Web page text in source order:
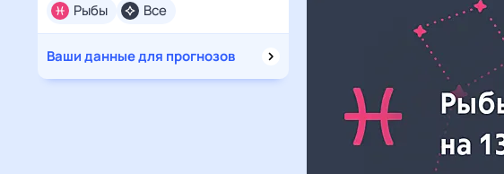
Все
Рыбы
Ваши данные для прогнозов